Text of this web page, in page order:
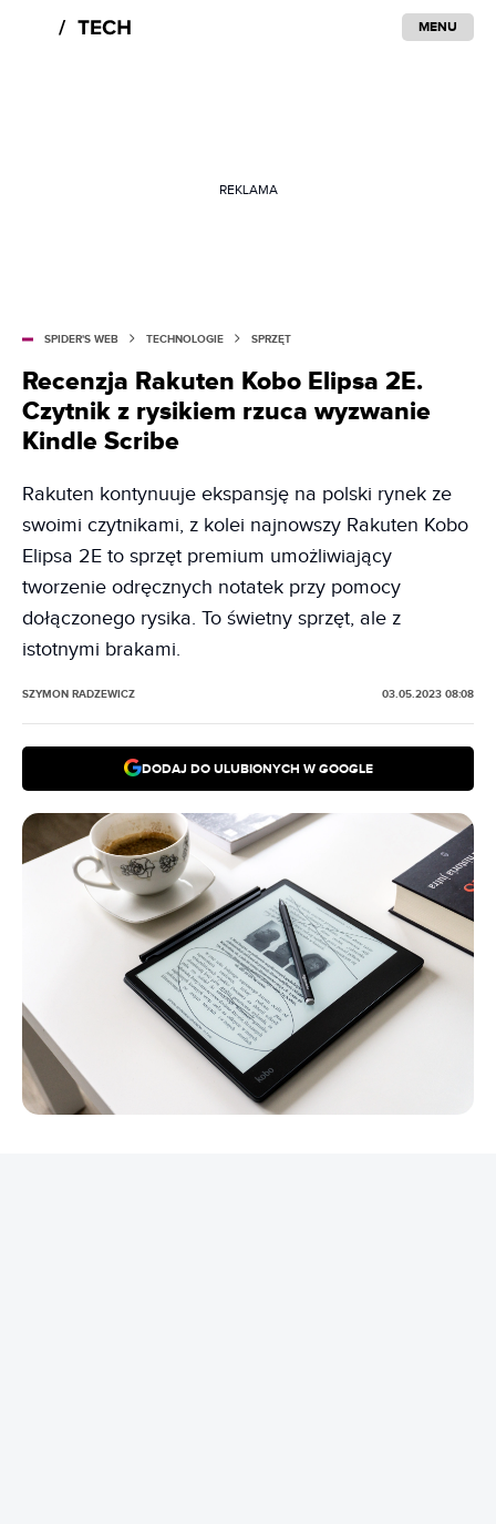
MENU
REKLAMA
SPIDER'S WEB TECHNOLOGIE SPRZĘT
Recenzja Rakuten Kobo Elipsa 2E.
Czytnik z rysikiem rzuca wyzwanie
Kindle Scribe
Rakuten kontynuuje ekspansję na polski rynek ze
swoimi czytnikami, z kolei najnowszy Rakuten Kobo
Elipsa 2E to sprzęt premium umożliwiający
tworzenie odręcznych notatek przy pomocy
dołączonego rysika. To świetny sprzęt, ale z
istotnymi brakami.
SZYMON RADZEWICZ 03.05.2023 08:08
DODAJ DO ULUBIONYCH W GOOGLE